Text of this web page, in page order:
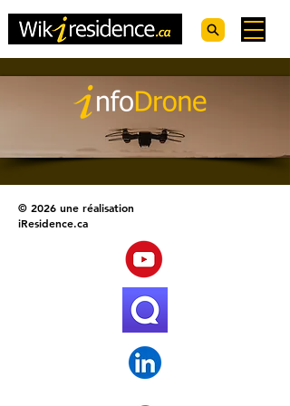
© 2026 une réalisation
iResidence.ca